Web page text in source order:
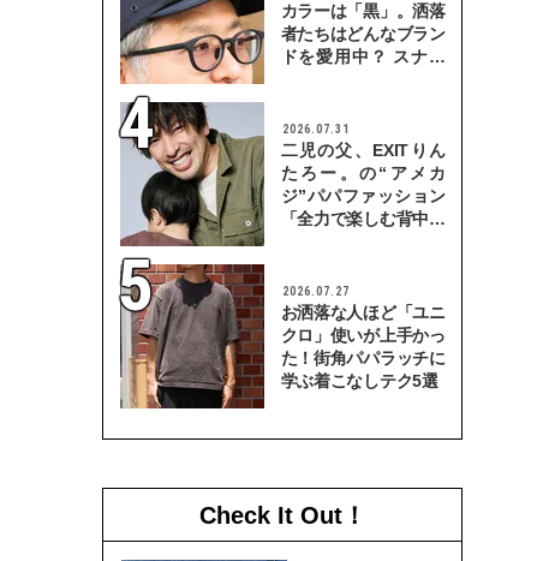
カラーは「黒」。洒落
者たちはどんなブラン
ドを愛用中？ スナッ
2026.07.31
二児の父、EXITりん
たろー。の“アメカ
ジ”パパファッション
「全力で楽しむ背中を
2026.07.27
お洒落な人ほど「ユニ
クロ」使いが上手かっ
た！街角パパラッチに
学ぶ着こなしテク5選
Check It Out！